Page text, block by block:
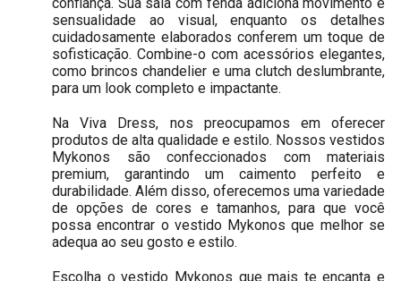
sensualidade ao visual, enquanto os detalhes
cuidadosamente elaborados conferem um toque de
sofisticação. Combine-o com acessórios elegantes,
como brincos chandelier e uma clutch deslumbrante,
para um look completo e impactante.
Na Viva Dress, nos preocupamos em oferecer
produtos de alta qualidade e estilo. Nossos vestidos
Mykonos são confeccionados com materiais
premium, garantindo um caimento perfeito e
durabilidade. Além disso, oferecemos uma variedade
de opções de cores e tamanhos, para que você
possa encontrar o vestido Mykonos que melhor se
adequa ao seu gosto e estilo.
Escolha o vestido Mykonos que mais te encanta e